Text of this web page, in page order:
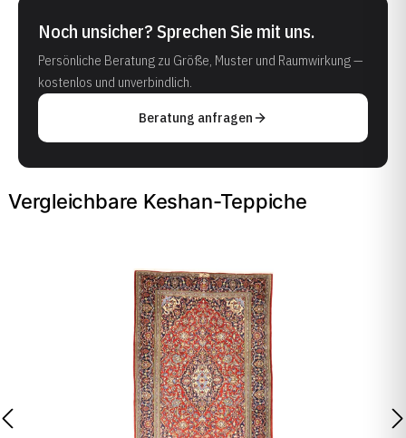
Noch unsicher? Sprechen Sie mit uns.
Persönliche Beratung zu Größe, Muster und Raumwirkung —
kostenlos und unverbindlich.
Beratung anfragen
Vergleichbare Keshan-Teppiche